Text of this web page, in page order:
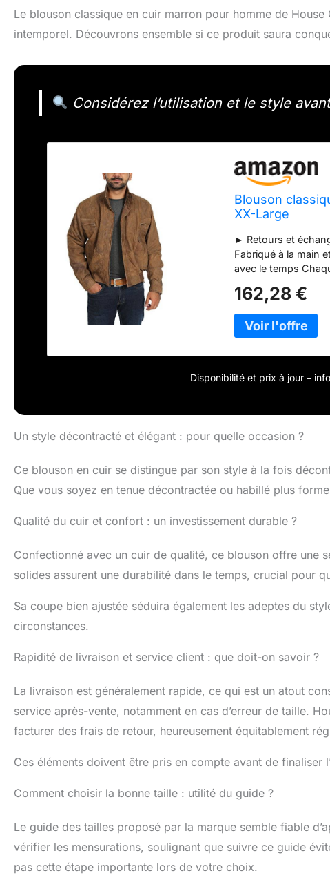
Le blouson classique en cuir marron pour homme de
intemporel. Découvrons ensemble si ce produit saura
Considérez l’utilisation et le style
Blouson
XX-Large
► Retours et
Fabriqué à la main
avec le temps
qualité sont
devant - Poches
doublé à l’intérieur
162,28 €
Disponibilité et prix à jour –
Un style décontracté et élégant : pour quelle occasion ?
Ce blouson en cuir se distingue par son style à la fois
Que vous soyez en tenue décontractée ou habillé plus
Qualité du cuir et confort : un investissement durable ?
Confectionné avec un cuir de qualité, ce blouson offre une
solides assurent une durabilité dans le temps, crucial pour
Sa coupe bien ajustée séduira également les adeptes du
circonstances.
Rapidité de livraison et service client : que doit-on savoir ?
La livraison est généralement rapide, ce qui est un atout
service après-vente, notamment en cas d’erreur de taille.
facturer des frais de retour, heureusement équitablement
Ces éléments doivent être pris en compte avant de finaliser
Comment choisir la bonne taille : utilité du guide ?
Le guide des tailles proposé par la marque semble fiable
vérifier les mensurations, soulignant que suivre ce guide
pas cette étape importante lors de votre choix.